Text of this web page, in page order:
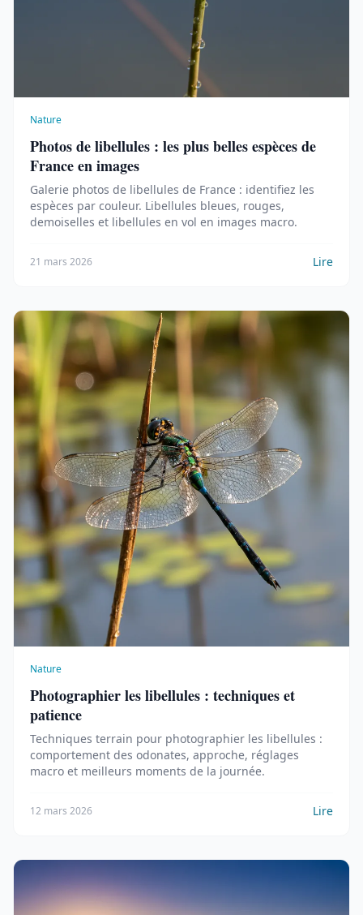
Nature
Photos de libellules : les plus belles espèces de
France en images
Galerie photos de libellules de France : identifiez les
espèces par couleur. Libellules bleues, rouges,
demoiselles et libellules en vol en images macro.
21 mars 2026 Lire
Nature
Photographier les libellules : techniques et
patience
Techniques terrain pour photographier les libellules :
comportement des odonates, approche, réglages
macro et meilleurs moments de la journée.
12 mars 2026 Lire